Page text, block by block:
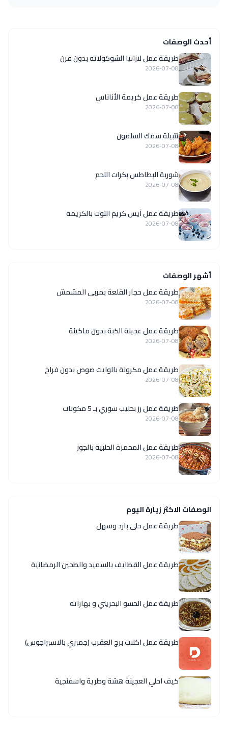
أحدث الوصفات
طريقة عمل لازانيا الشوكولاته بدون فرن
2026-07-08
طريقة عمل كريمة الأناناس
2026-07-08
تتبيلة سمك السلمون
2026-07-08
شوربة البطاطس بكرات اللحم
2026-07-08
طريقة عمل آيس كريم التوت بالكريمة
2026-07-08
أشهر الوصفات
طريقة عمل حجار القلعة بمربى المشمش
2026-07-08
طريقة عمل عجينة الكبة بدون ماكينة
2026-07-08
طريقة عمل مكرونة بالوايت صوص بدون فراخ
2026-07-08
طريقة عمل رز بحليب سوري بـ 5 مكونات
2026-07-08
طريقة عمل المحمرة الحلبية بالجوز
2026-07-08
الوصفات الاكثر زيارة اليوم
طريقة عمل حلى بارد وسهل
طريقة عمل القطايف بالسميد والطحين الرمضانية
طريقة عمل الحسو البحريني و بهاراته
طريقة عمل اكلات برج العقرب (جمبري بالاسبراجوس)
كيف اخلي العجينة هشة وطرية واسفنجية